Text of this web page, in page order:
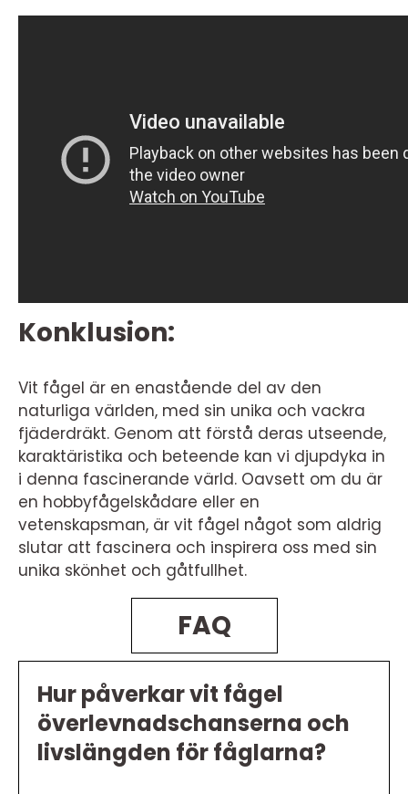
Konklusion:
Vit fågel är en enastående del av den
naturliga världen, med sin unika och vackra
fjäderdräkt. Genom att förstå deras utseende,
karaktäristika och beteende kan vi djupdyka in
i denna fascinerande värld. Oavsett om du är
en hobbyfågelskådare eller en
vetenskapsman, är vit fågel något som aldrig
slutar att fascinera och inspirera oss med sin
unika skönhet och gåtfullhet.
FAQ
Hur påverkar vit fågel
överlevnadschanserna och
livslängden för fåglarna?